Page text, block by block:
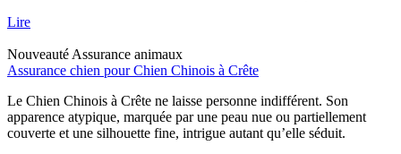
Lire
Nouveauté Assurance animaux
Assurance chien pour Chien Chinois à Crête
Le Chien Chinois à Crête ne laisse personne indifférent. Son
apparence atypique, marquée par une peau nue ou partiellement
couverte et une silhouette fine, intrigue autant qu’elle séduit.